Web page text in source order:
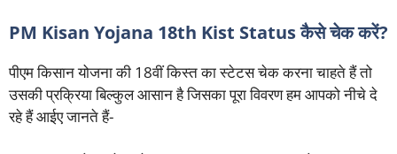
PM Kisan Yojana 18th Kist Status कैसे चेक करें?
पीएम किसान योजना की 18वीं किस्त का स्टेटस चेक करना चाहते हैं तो
उसकी प्रक्रिया बिल्कुल आसान है जिसका पूरा विवरण हम आपको नीचे दे
रहे हैं आईए जानते हैं-